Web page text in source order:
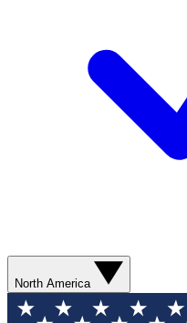
North America